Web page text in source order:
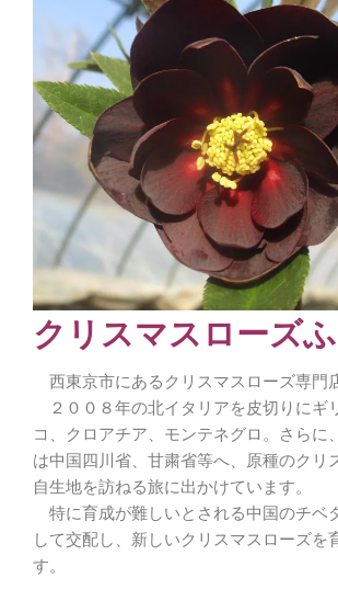
クリスマスローズ
西東京市にあるクリスマスローズ専
２００８年の北イタリアを皮切りにギ
コ、クロアチア、モンテネグロ。さらに
は中国四川省、甘粛省等へ、原種のクリ
自生地を訪ねる旅に出かけています。
特に育成が難しいとされる中国のチベ
して交配し、新しいクリスマスローズを
す。